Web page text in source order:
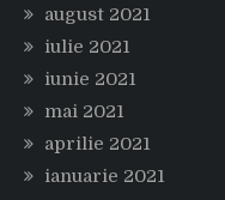
august 2021
iulie 2021
iunie 2021
mai 2021
aprilie 2021
ianuarie 2021